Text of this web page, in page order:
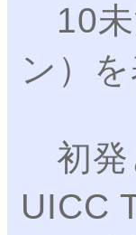
10未
ン）
初発
UICC